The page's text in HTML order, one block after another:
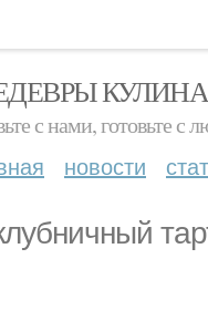
с нами, готовьте с
новости